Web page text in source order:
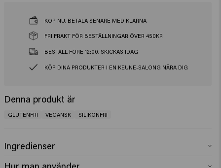
KÖP NU, BETALA SENARE MED KLARNA
FRI FRAKT FÖR BESTÄLLNINGAR ÖVER 450KR
BESTÄLL FÖRE 12:00, SKICKAS IDAG
KÖP DINA PRODUKTER I EN KEUNE-SALONG NÄRA DIG
Denna produkt är
GLUTENFRI VEGANSK SILIKONFRI
Ingredienser